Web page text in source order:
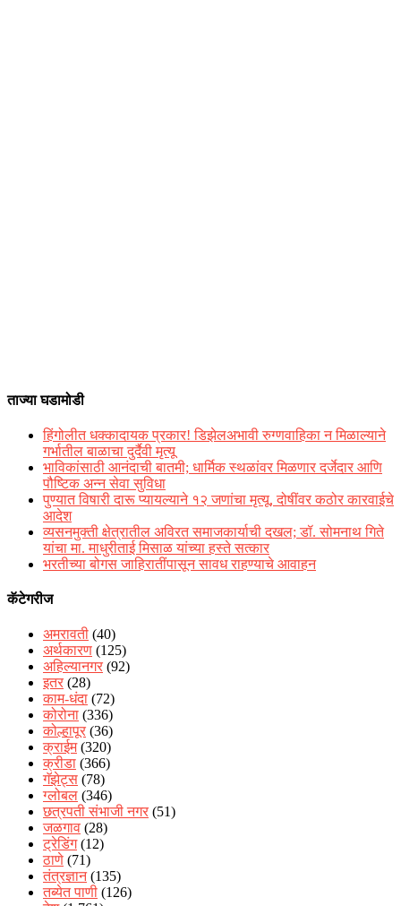
ताज्या घडामोडी
हिंगोलीत धक्कादायक प्रकार! डिझेलअभावी रुग्णवाहिका न मिळाल्याने
गर्भातील बाळाचा दुर्दैवी मृत्यू
भाविकांसाठी आनंदाची बातमी; धार्मिक स्थळांवर मिळणार दर्जेदार आणि
पौष्टिक अन्न सेवा सुविधा
पुण्यात विषारी दारू प्यायल्याने १२ जणांचा मृत्यू, दोषींवर कठोर कारवाईचे
आदेश
व्यसनमुक्ती क्षेत्रातील अविरत समाजकार्याची दखल; डॉ. सोमनाथ गिते
यांचा मा. माधुरीताई मिसाळ यांच्या हस्ते सत्कार
भरतीच्या बोगस जाहिरातींपासून सावध राहण्याचे आवाहन
कॅटेगरीज
अमरावती (40)
अर्थकारण (125)
अहिल्यानगर (92)
इतर (28)
काम-धंदा (72)
कोरोना (336)
कोल्हापूर (36)
क्राईम(320)
क्रीडा (366)
गॅझेट्स (78)
ग्लोबल (346)
छत्रपती संभाजी नगर (51)
जळगाव (28)
ट्रेडिंग(12)
ठाणे (71)
तंत्रज्ञान(135)
तब्येत पाणी (126)